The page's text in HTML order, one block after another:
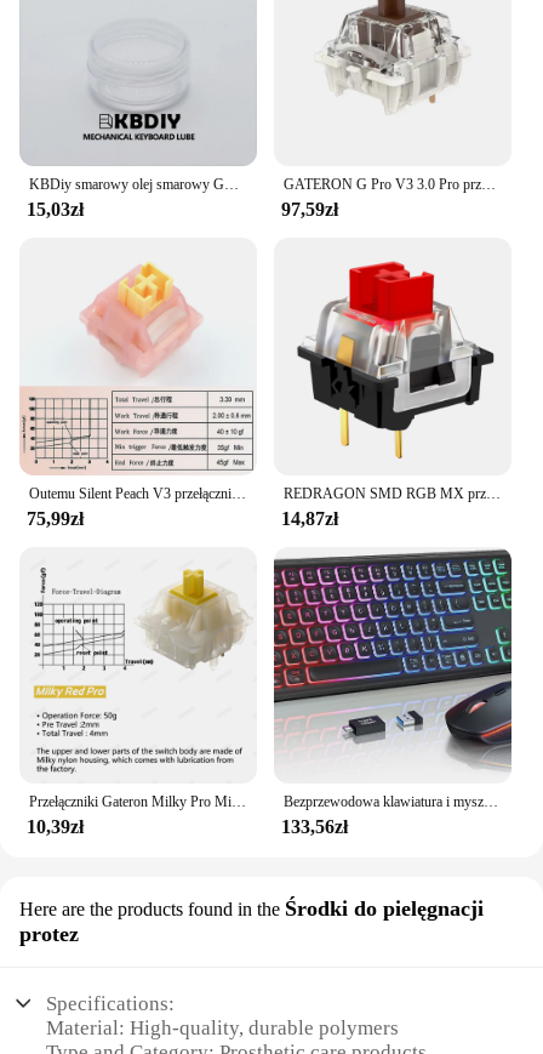
15,03zł
GATERON G Pro V3 3.0 Pro przełącznik 3pin do klawiatury mechanicznej wstępnie Lubed RGB liniowy biały żółty czerwony srebrny brązowy oś MX
97,59zł
75,99zł
REDRAGON SMD RGB MX przełącznik 3Pin Clicky liniowe dotykowy cichy czerwony niebieski czarny brązowy fioletowy przełącznik dla podświetlana klawiatura mechaniczna
14,87zł
Przełączniki Gateron Milky Pro Milky Yellow Pro Red Liniowy przełącznik wstępnie smarowany SMD RGB Mx Przełącznik trzpienia do klawiatury mechanicznej 5pin POM
10,39zł
Bezprzewodowa klawiatura i mysz z podświetleniem RGB, podświetlane litery z możliwością ładowania, pełnowymiarowe, ergonomiczne, tryb uśpienia, 2,4 GHz
133,56zł
Here are the products found in the Środki do pielęgnacji
protez
Specifications:
Material: High-quality, durable polymers